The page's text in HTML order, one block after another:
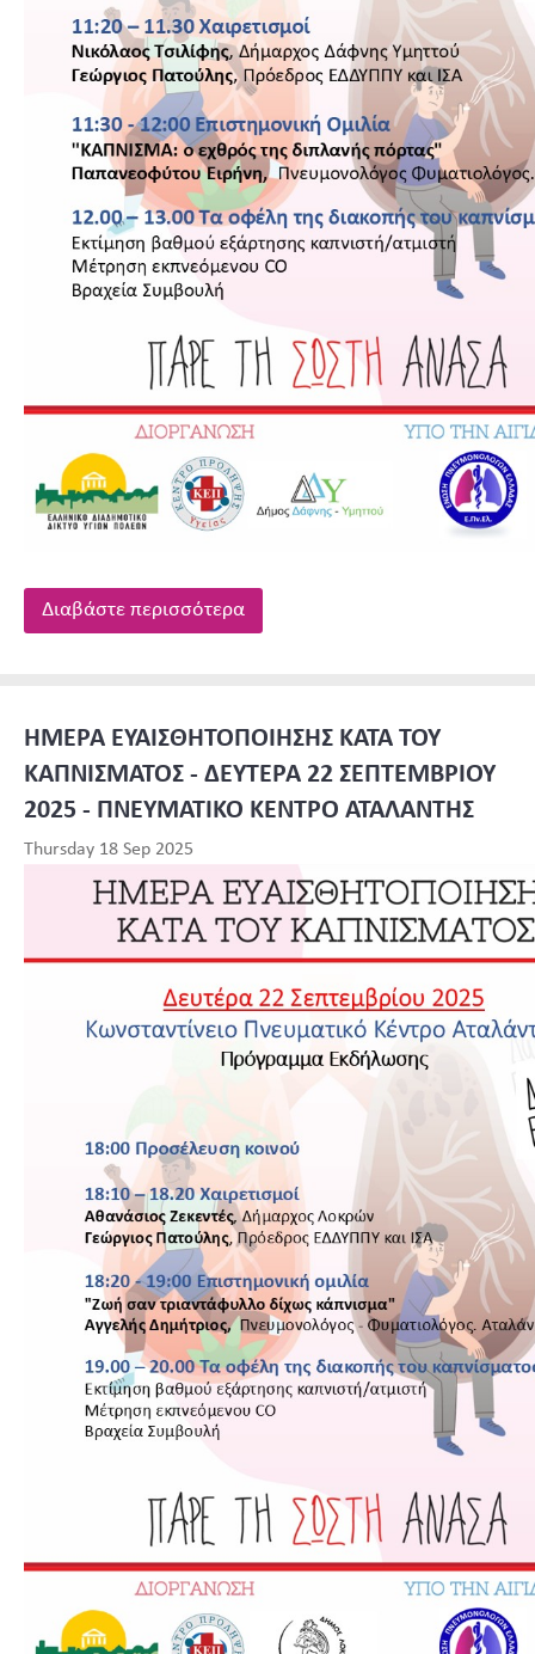
Διαβάστε περισσότερα
ΗΜΕΡΑ ΕΥΑΙΣΘΗΤΟΠΟΙΗΣΗΣ ΚΑΤΑ ΤΟΥ
ΚΑΠΝΙΣΜΑΤΟΣ - ΔΕΥΤΕΡΑ 22 ΣΕΠΤΕΜΒΡΙΟΥ
2025 - ΠΝΕΥΜΑΤΙΚΟ ΚΕΝΤΡΟ ΑΤΑΛΑΝΤΗΣ
Thursday 18 Sep 2025